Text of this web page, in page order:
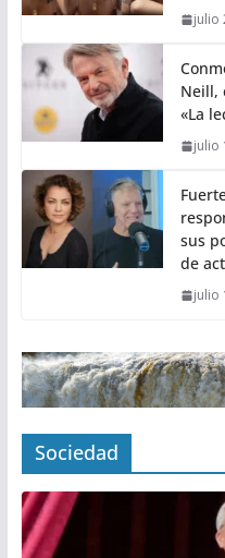
julio
Neill,
«La
julio
sus
de
julio
Sociedad